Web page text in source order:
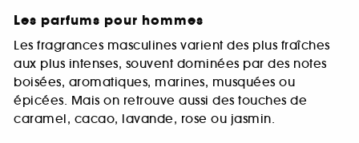
Les parfums pour hommes
Les fragrances masculines varient des plus fraîches
aux plus intenses, souvent dominées par des notes
boisées, aromatiques, marines, musquées ou
épicées. Mais on retrouve aussi des touches de
caramel, cacao, lavande, rose ou jasmin.